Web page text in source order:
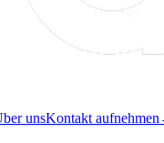
unsKontakt aufnehmen